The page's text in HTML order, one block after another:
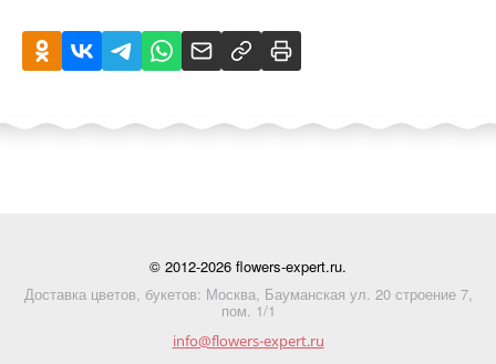
© 2012-2026 flowers-expert.ru.
Доставка цветов, букетов: Москва, Бауманская ул. 20 строение 7,
пом. 1/1
info@flowers-expert.ru